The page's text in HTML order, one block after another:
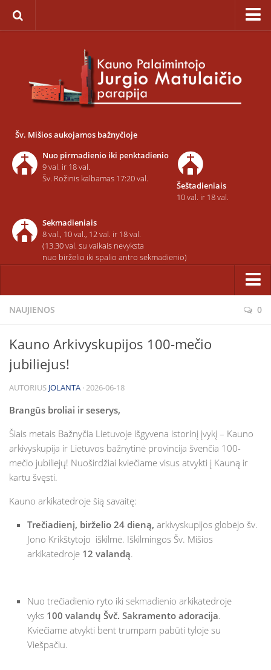
Įkūrimas
Paveikslas „Švč. Mergelės Marijos Ėmimo į dangų”
Statistika
Raštinė
Kontaktai ir rekvizitai
Dvasininkai
Bažnyčios statyba
Rėmėjai
Karitatyvinė veikla
Fotogalerijos
Parapijiečių talka statant Dievo namus 2014 m.
Lietuvos jaunimo dienų kryžius parapijoje
Bažnyčios statyba (2008 m. vasara)
Šiluvos Švč. M. Marijos paveikslo viešnagė (2008 05 18–06 01)
Facebook
Šv. Mišios aukojamos bažnyčioje
Nuo pirmadienio iki penktadienio
9 val. ir 18 val.
Šv. Rožinis kalbamas 17:20 val.
Šeštadieniais
10 val. ir 18 val.
Sekmadieniais
8 val., 10 val., 12 val. ir 18 val.
(13.30 val. su vaikais nevyksta
nuo birželio iki spalio antro sekmadienio)
Sakramentai ir patarnavimai
Eucharistija
Krikštas
Laidotuvės
Ligonių patepimas
Santuoka
Sutvirtinimas
Tikėjimo ugdymas
Šeimos, jaunimas, vaikai
Vaikų „Angeliukų“ klubas
Taize grupė
Ateik ir pamatyk kursas suaugusiems
Kitos grupės ir bendrijos
NAUJIENOS 0
Kauno Arkivyskupijos 100-mečio
jubiliejus!
AUTORIUS JOLANTA · 2026-06-18
Brangūs broliai ir seserys,
Šiais metais Bažnyčia Lietuvoje išgyvena istorinį įvykį – Kauno
arkivyskupija ir Lietuvos bažnytinė provincija švenčia 100-
mečio jubiliejų! Nuoširdžiai kviečiame visus atvykti į Kauną ir
kartu švęsti.
Kauno arkikatedroje šią savaitę:
Trečiadienį, birželio 24 dieną, arkivyskupijos globėjo šv.
Jono Krikštytojo iškilmė. Iškilmingos Šv. Mišios
arkikatedroje 12 valandą.
Nuo trečiadienio ryto iki sekmadienio arkikatedroje
vyks 100 valandų Švč. Sakramento adoracija.
Kviečiame atvykti bent trumpam pabūti tyloje su
Viešpačiu.